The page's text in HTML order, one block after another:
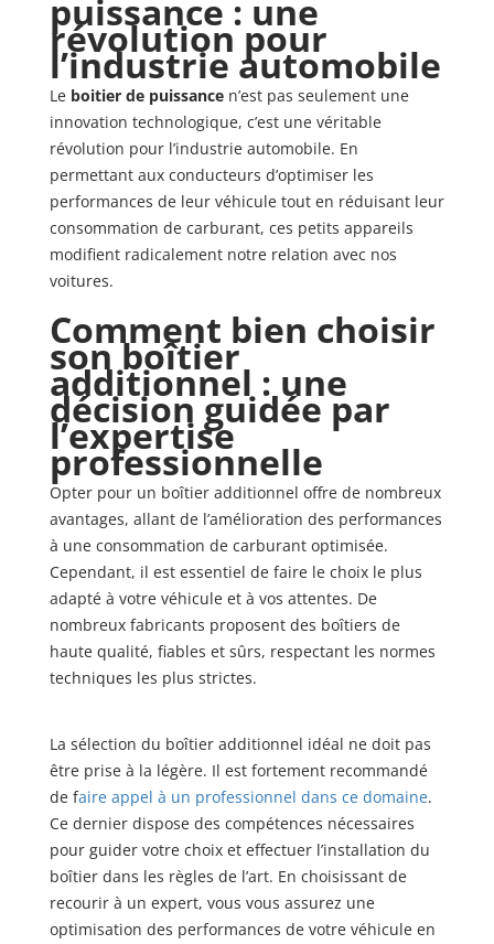
puissance : une
révolution pour
l’industrie automobile
Le boitier de puissance n’est pas seulement une
innovation technologique, c’est une véritable
révolution pour l’industrie automobile. En
permettant aux conducteurs d’optimiser les
performances de leur véhicule tout en réduisant leur
consommation de carburant, ces petits appareils
modifient radicalement notre relation avec nos
voitures.
Comment bien choisir
son boîtier
additionnel : une
décision guidée par
l’expertise
professionnelle
Opter pour un boîtier additionnel offre de nombreux
avantages, allant de l’amélioration des performances
à une consommation de carburant optimisée.
Cependant, il est essentiel de faire le choix le plus
adapté à votre véhicule et à vos attentes. De
nombreux fabricants proposent des boîtiers de
haute qualité, fiables et sûrs, respectant les normes
techniques les plus strictes.
La sélection du boîtier additionnel idéal ne doit pas
être prise à la légère. Il est fortement recommandé
de faire appel à un professionnel dans ce domaine.
Ce dernier dispose des compétences nécessaires
pour guider votre choix et effectuer l’installation du
boîtier dans les règles de l’art. En choisissant de
recourir à un expert, vous vous assurez une
optimisation des performances de votre véhicule en